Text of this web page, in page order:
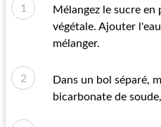
Mélangez le sucre
végétale. Ajouter
mélanger.
Dans un bol séparé,
bicarbonate de